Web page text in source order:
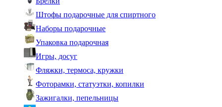
Штофы подарочные для спиртного
Наборы подарочные
Упаковка подарочная
Игры, досуг
Фляжки, термоса, кружки
Фоторамки, статуэтки, копилки
Зажигалки, пепельницы